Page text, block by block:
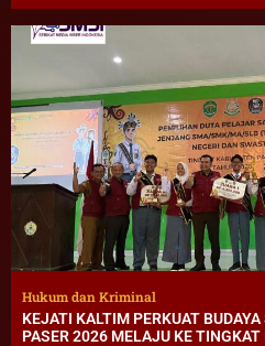
Hukum dan Kriminal
KEJATI KALTIM PERKUAT
PASER 2026 MELAJU KE TINGKAT